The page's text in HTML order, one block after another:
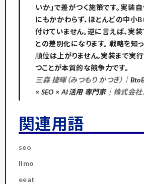
いか」で差がつく施策です。実装
にもかかわらず、ほとんどの中小
付けていません。逆に言えば、実
との差別化になります。 戦略を知
順位は上がりません。実装まで実
つことが本質的な競争力です。
三森 捷暉（みつもり かつき） ｜
× SEO × AI活用 専門家｜ 株式会社
関連用語
seo
llmo
eeat